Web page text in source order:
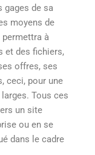
gages de sa
moyens de
à
et des fichiers,
offres, ses
ceci, pour une
Tous ces
un site
ou en se
dans le cadre